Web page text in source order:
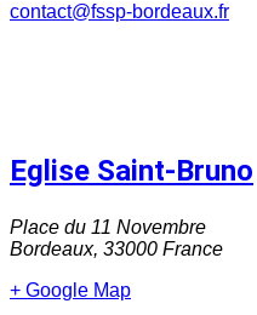
contact@fssp-bordeaux.fr
Eglise Saint-Bruno
Place du 11 Novembre
Bordeaux, 33000 France
+ Google Map